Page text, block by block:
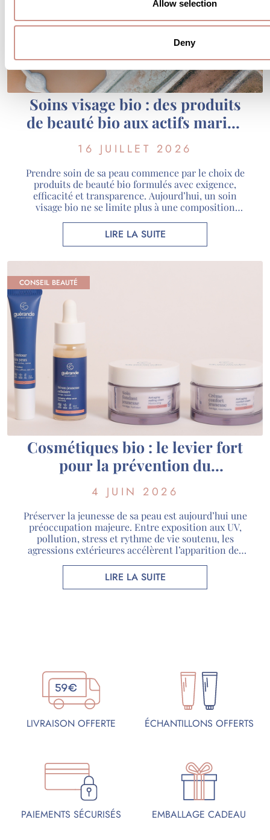
Allow selection
Deny
Soins visage bio : des produits
de beauté bio aux actifs marins
de Guérande
16 JUILLET 2026
Prendre soin de sa peau commence par le choix de
produits de beauté bio formulés avec exigence,
efficacité et transparence. Aujourd’hui, un soin
visage bio ne se limite plus à une composition
sélectionnés, des certifications reconnues et une
véritable expertise scientifique. Chez Guérande
LIRE LA SUITE
CONSEIL BEAUTÉ
Cosmétiques bio : le levier fort
pour la prévention du
vieillissement cutané ?
4 JUIN 2026
Préserver la jeunesse de sa peau est aujourd’hui une
préoccupation majeure. Entre exposition aux UV,
pollution, stress et rythme de vie soutenu, les
agressions extérieures accélèrent l’apparition des
cosmétiques bio séduisent de plus en plus de
consommateurs à la recherche de soins respectueux
LIRE LA SUITE
LIVRAISON OFFERTE ÉCHANTILLONS OFFERTS
PAIEMENTS SÉCURISÉS EMBALLAGE CADEAU